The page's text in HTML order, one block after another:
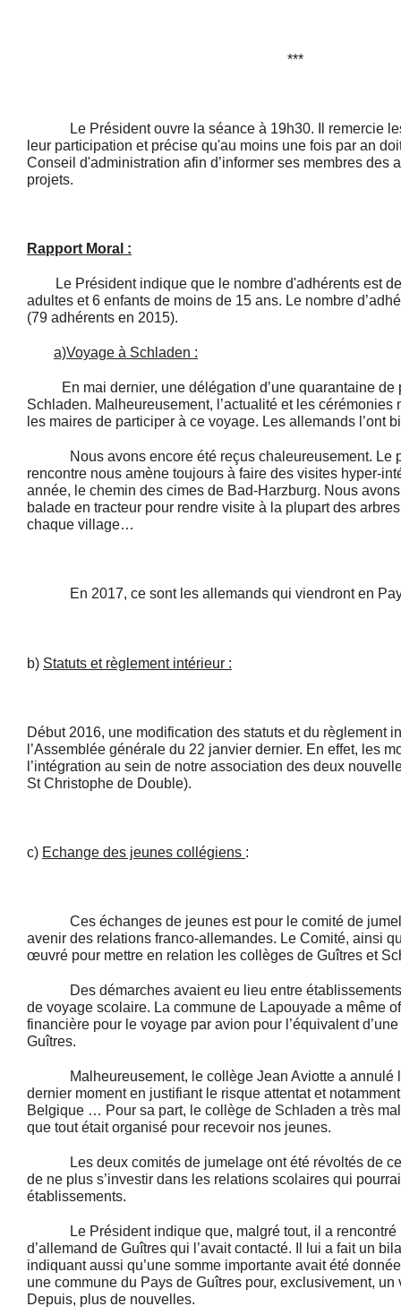
***
Le Président ouvre la séance à 19h30. Il remercie les
leur participation et précise qu'au moins une fois par an
Conseil d'administration afin d’informer ses membres des
projets.
Rapport Moral :
Le Président indique que le nombre d'adhérents est
adultes et 6 enfants de moins de 15 ans. Le nombre
(79 adhérents en 2015).
a)Voyage à Schladen :
En mai dernier, une délégation d’une quarantaine de
Schladen. Malheureusement, l’actualité et les cérémonies
les maires de participer à ce voyage. Les allemands l’ont
Nous avons encore été reçus chaleureusement. Le
rencontre nous amène toujours à faire des visites hyper-
année, le chemin des cimes de Bad-Harzburg. Nous
balade en tracteur pour rendre visite à la plupart des
chaque village…
En 2017, ce sont les allemands qui viendront en
b) Statuts et règlement intérieur :
Début 2016, une modification des statuts et du règlement
l’Assemblée générale du 22 janvier dernier. En effet, les
l’intégration au sein de notre association des deux
St Christophe de Double).
c) Echange des jeunes collégiens :
Ces échanges de jeunes est pour le comité de
avenir des relations franco-allemandes. Le Comité, ainsi
œuvré pour mettre en relation les collèges de Guîtres et
Des démarches avaient eu lieu entre établissements
de voyage scolaire. La commune de Lapouyade a même
financière pour le voyage par avion pour l’équivalent
Guîtres.
Malheureusement, le collège Jean Aviotte a annulé
dernier moment en justifiant le risque attentat et
Belgique … Pour sa part, le collège de Schladen a très
que tout était organisé pour recevoir nos jeunes.
Les deux comités de jumelage ont été révoltés de
de ne plus s’investir dans les relations scolaires qui
établissements.
Le Président indique que, malgré tout, il a rencontré
d’allemand de Guîtres qui l’avait contacté. Il lui a fait un
indiquant aussi qu’une somme importante avait été
une commune du Pays de Guîtres pour, exclusivement,
Depuis, plus de nouvelles.